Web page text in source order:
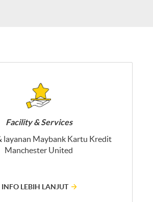
Facility & Services
layanan Maybank Kartu Kredit
Manchester United
INFO LEBIH LANJUT